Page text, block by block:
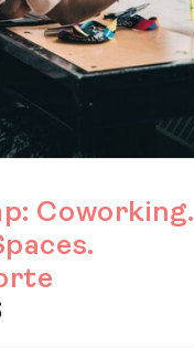
Coworking.